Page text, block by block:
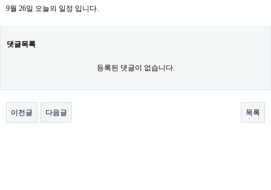
9월 26일 오늘의 일정 입니다.
댓글목록
등록된 댓글이 없습니다.
이전글 다음글 목록